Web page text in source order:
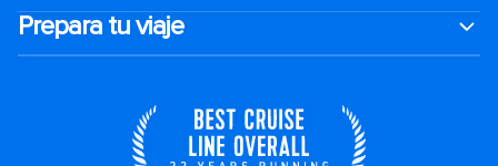
Prepara tu viaje